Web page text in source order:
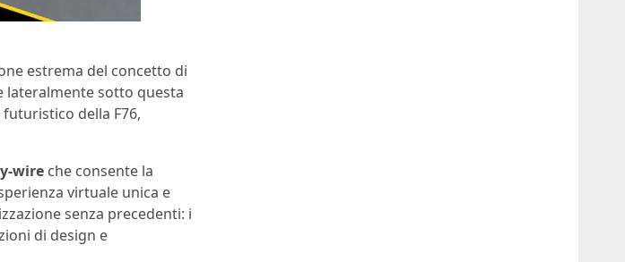
estrema del concetto di
lateralmente sotto questa
della F76,
wire che consente la
virtuale unica e
senza precedenti: i
di design e